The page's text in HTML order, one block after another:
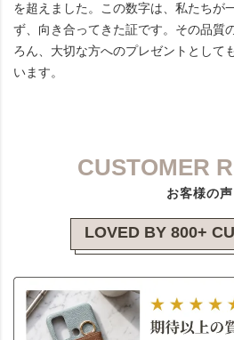
を超えました。この数字は、私たちが
ず、向き合ってきた証です。その品質
ろん、大切な方へのプレゼントとして
います。
CUSTOMER
お客様の声
LOVED BY 800+